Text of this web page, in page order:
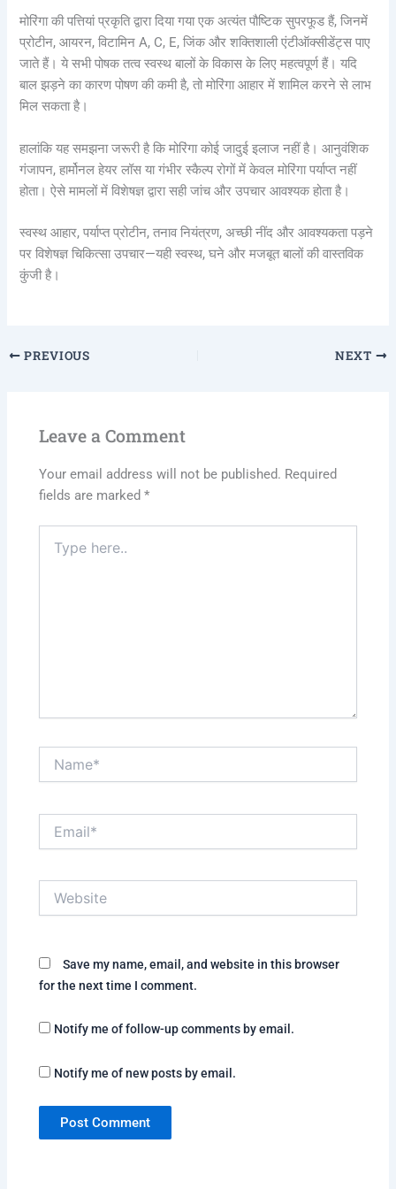
मोरिंगा की पत्तियां प्रकृति द्वारा दिया गया एक अत्यंत पौष्टिक सुपरफूड हैं, जिनमें
प्रोटीन, आयरन, विटामिन A, C, E, जिंक और शक्तिशाली एंटीऑक्सीडेंट्स पाए
जाते हैं। ये सभी पोषक तत्व स्वस्थ बालों के विकास के लिए महत्वपूर्ण हैं। यदि
बाल झड़ने का कारण पोषण की कमी है, तो मोरिंगा आहार में शामिल करने से लाभ
मिल सकता है।
हालांकि यह समझना जरूरी है कि मोरिंगा कोई जादुई इलाज नहीं है। आनुवंशिक
गंजापन, हार्मोनल हेयर लॉस या गंभीर स्कैल्प रोगों में केवल मोरिंगा पर्याप्त नहीं
होता। ऐसे मामलों में विशेषज्ञ द्वारा सही जांच और उपचार आवश्यक होता है।
स्वस्थ आहार, पर्याप्त प्रोटीन, तनाव नियंत्रण, अच्छी नींद और आवश्यकता पड़ने
पर विशेषज्ञ चिकित्सा उपचार—यही स्वस्थ, घने और मजबूत बालों की वास्तविक
कुंजी है।
PREVIOUS NEXT
Leave a Comment
Your email address will not be published. Required
fields are marked*
here..
Save my name, email, and website in this browser
for the next time I comment.
Notify me of follow-up comments by email.
Notify me of new posts by email.